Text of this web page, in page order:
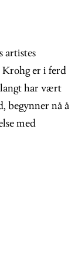
artistes
Krohg er i ferd
langt har vært
begynner nå å
med